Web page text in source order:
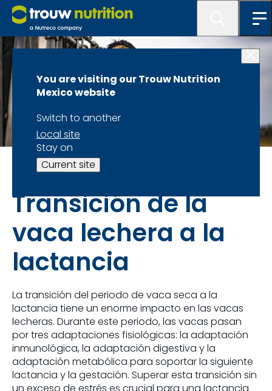
You are visiting our Trouw Nutrition
Mexico website
Switch to another
Local site
Stay on
Current site
La salud de las vacas lecheras
Transición de la
vaca lechera a la
lactancia
La transición del periodo de vaca seca a la
lactancia tiene un enorme impacto en las vacas
lecheras. Durante este periodo, las vacas pasan
por tres adaptaciones fisiológicas: la adaptación
inmunológica, la adaptación digestiva y la
adaptación metabólica para soportar la siguiente
lactancia y la gestación. Superar esta transición sin